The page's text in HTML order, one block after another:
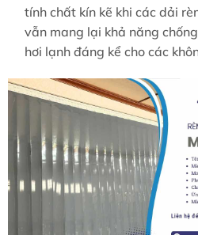
tính chất kín kẽ khi các dải
vẫn mang lại khả năng
hơi lạnh đáng kể cho các